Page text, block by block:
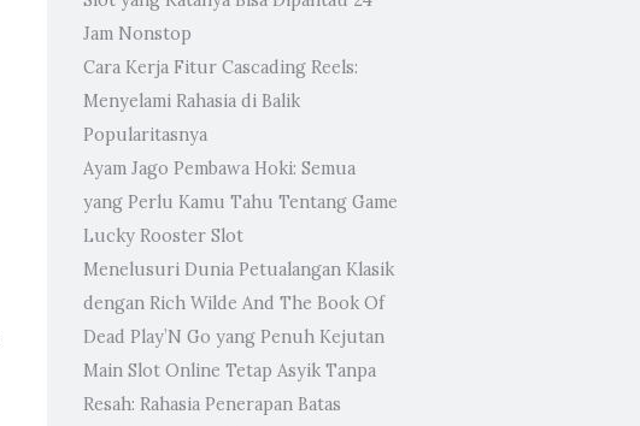
Jam Nonstop
Cara Kerja Fitur Cascading Reels:
Menyelami Rahasia di Balik
Popularitasnya
Ayam Jago Pembawa Hoki: Semua
yang Perlu Kamu Tahu Tentang Game
Lucky Rooster Slot
Menelusuri Dunia Petualangan Klasik
dengan Rich Wilde And The Book Of
Dead Play’N Go yang Penuh Kejutan
Main Slot Online Tetap Asyik Tanpa
Resah: Rahasia Penerapan Batas